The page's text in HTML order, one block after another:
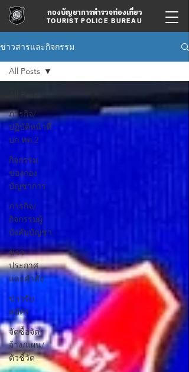
กองบัญชาการตำรวจท่องเที่ยว
TOURIST POLICE BUREAU
ข่าวสารและกิจกรรม
ภารกิจ/
ปฏิบัติหน้าที่
บก.ทท.2
กิจกรรม
ของกอง
บัญชาการ
ภารกิจ/
กิจกรรมผู้
บังคับบัญชา
ข่าว
ประกาศ
และคำสั่ง
ข่าวรับ
สมัคร
จัดซื้อจัด
จ้าง/แผน/
ตัวชี้วัด
All Posts